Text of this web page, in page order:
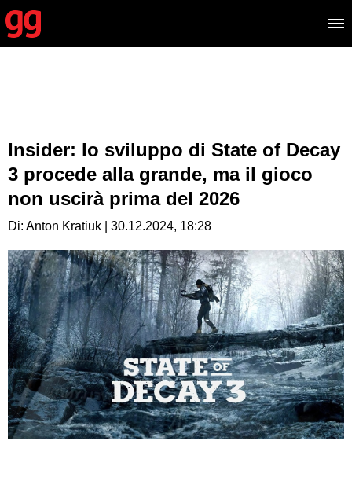
Insider: lo sviluppo di State of Decay
3 procede alla grande, ma il gioco
non uscirà prima del 2026
Di: Anton Kratiuk | 30.12.2024, 18:28